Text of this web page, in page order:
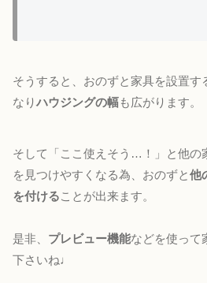
そうすると、おのずと家具を設置す
なりハウジングの幅も広がります。
そして「ここ使えそう…！」と他の
を見つけやすくなる為、おのずと他
を付けることが出来ます。
是非、 プレビュー機能などを使って
下さいね♩